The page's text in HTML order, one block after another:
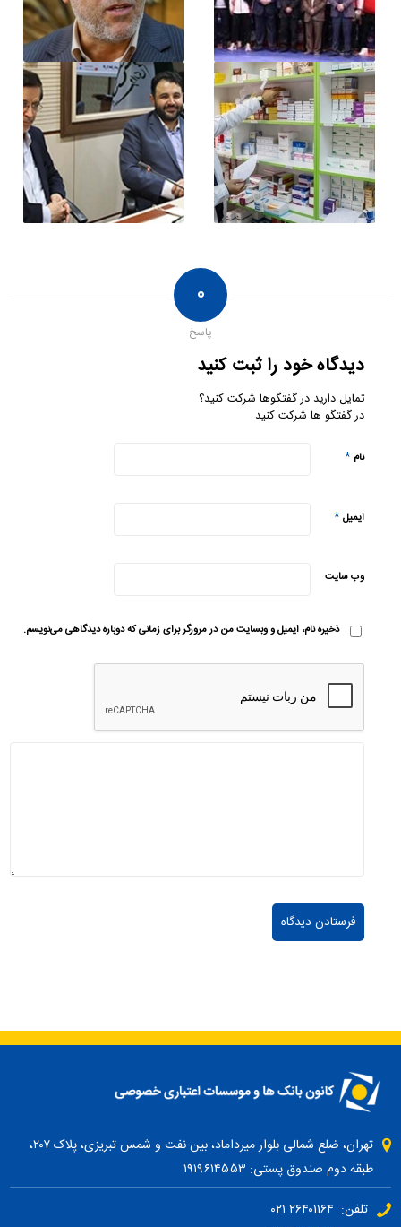
۰
پاسخ
دیدگاه خود را ثبت کنید
تمایل دارید در گفتگوها شرکت کنید؟
در گفتگو ها شرکت کنید.
نام*
ایمیل*
وب‌ سایت
ذخیره نام، ایمیل و وبسایت من در مرورگر برای زمانی که دوباره دیدگاهی می‌نویسم.
تهران، ضلع شمالی بلوار میرداماد، بین نفت و شمس تبریزی، پلاک ۲۰۷،
طبقه دوم صندوق پستی: ۱۹۱۹۶۱۴۵۵۳
تلفن: ۲۶۴۰۱۱۶۴ ۰۲۱